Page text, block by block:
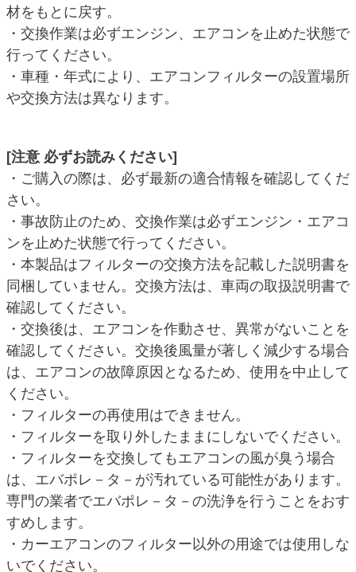
材をもとに戻す。
・交換作業は必ずエンジン、エアコンを止めた状態で
行ってください。
・車種・年式により、エアコンフィルターの設置場所
や交換方法は異なります。
[注意 必ずお読みください]
・ご購入の際は、必ず最新の適合情報を確認してくだ
さい。
・事故防止のため、交換作業は必ずエンジン・エアコ
ンを止めた状態で行ってください。
・本製品はフィルターの交換方法を記載した説明書を
同梱していません。交換方法は、車両の取扱説明書で
確認してください。
・交換後は、エアコンを作動させ、異常がないことを
確認してください。交換後風量が著しく減少する場合
は、エアコンの故障原因となるため、使用を中止して
ください。
・フィルターの再使用はできません。
・フィルターを取り外したままにしないでください。
・フィルターを交換してもエアコンの風が臭う場合
は、エバポレ－タ－が汚れている可能性があります。
専門の業者でエバポレ－タ－の洗浄を行うことをおす
すめします。
・カーエアコンのフィルター以外の用途では使用しな
いでください。